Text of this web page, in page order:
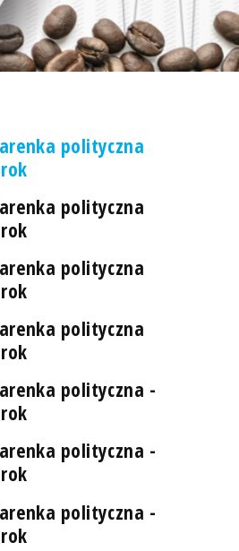
polityczna
polityczna
polityczna
polityczna
polityczna -
polityczna -
polityczna -